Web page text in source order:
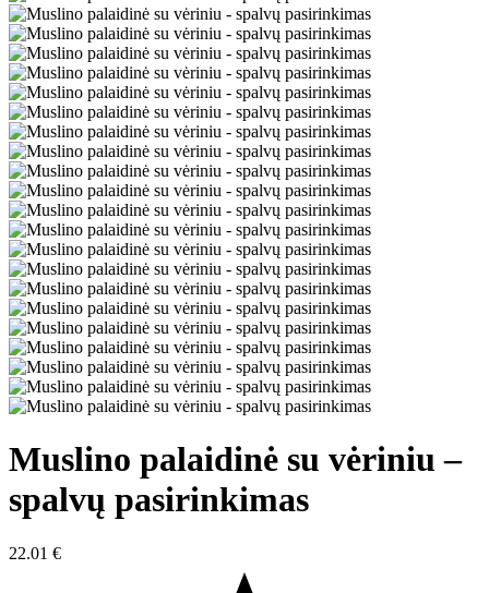
Muslino palaidinė su vėriniu –
spalvų pasirinkimas
22.01 €